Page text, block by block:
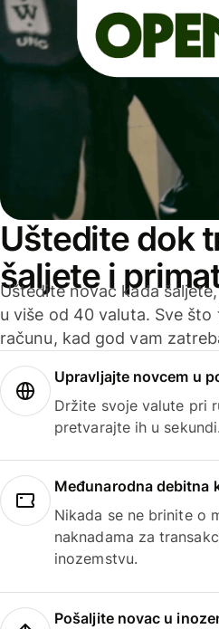
Uštedite dok
šaljete i
Uštedite novac kada
u više od 40 valuta. Sve
računu, kad god vam
Upravljajte novcem u
Držite svoje valute pri
pretvarajte ih u sekundi.
Međunarodna debitna
Nikada se ne brinite o
naknadama za
inozemstvu.
Pošaljite novac u